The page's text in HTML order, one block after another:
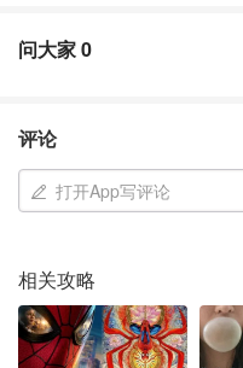
以上的高危人群接受加强
护理院的住户以及患有潜
区服务的人。
身体健康的高年级学
由于病毒会不断变异，而
得的免疫力不会超过六个
种疫苗或感染 COVID 超
问大家0
评论
打开App写评论
相关攻略